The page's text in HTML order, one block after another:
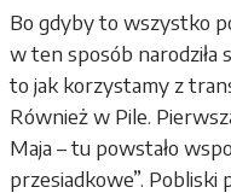
Bo gdyby to wszystko
w ten sposób narodziła
to jak korzystamy z
Również w Pile.
Maja – tu powstało
przesiadkowe”.